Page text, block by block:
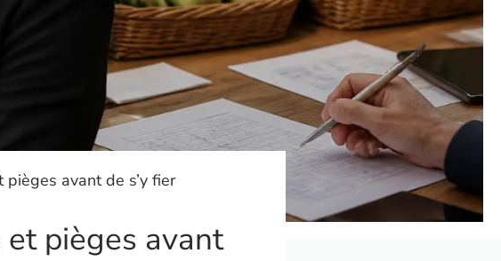
avant de s’y fier
pièges avant